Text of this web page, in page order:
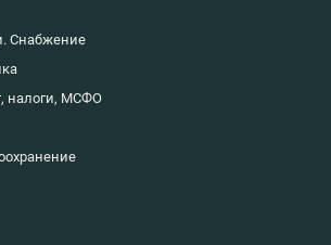
Снабжение
налоги, МСФО